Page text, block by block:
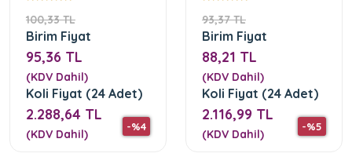
100,33 TL
-%4
Birim Fiyat
95,36 TL
(KDV Dahil)
Koli Fiyat (24 Adet)
2.288,64 TL
(KDV Dahil)
93,37 TL
-%5
Birim Fiyat
88,21 TL
(KDV Dahil)
Koli Fiyat (24 Adet)
2.116,99 TL
(KDV Dahil)